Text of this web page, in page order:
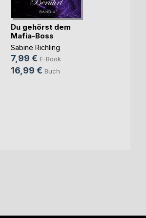
Du gehörst dem
Mafia-Boss
Sabine Richling
7,99 € E-Book
16,99 € Buch